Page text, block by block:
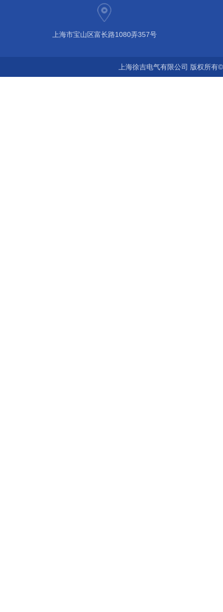
上海市宝山区富长路1080弄357号
上海徐吉电气有限公司 版权所